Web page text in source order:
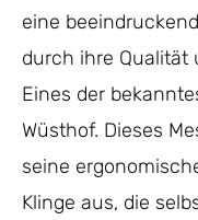
eine
durch ihre Qualität
Eines der
Wüsthof. Dieses
seine
Klinge aus, die